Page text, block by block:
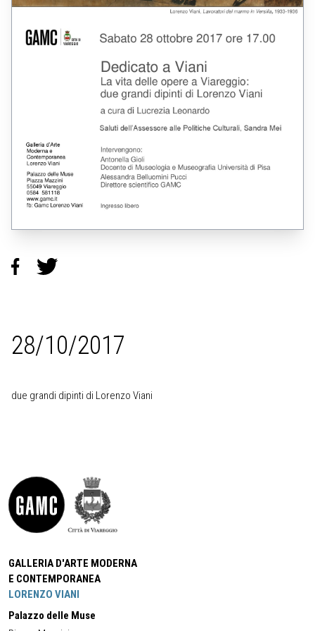
28/10/2017
due grandi dipinti di Lorenzo Viani
GALLERIA D'ARTE MODERNA
E CONTEMPORANEA
LORENZO VIANI
Palazzo delle Muse